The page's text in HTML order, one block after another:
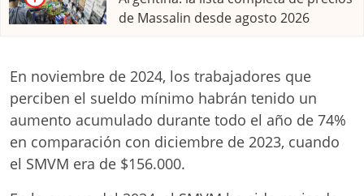
de Massalin desde agosto 2026
En noviembre de 2024, los trabajadores que
perciben el sueldo mínimo habrán tenido un
aumento acumulado durante todo el año de 74%
en comparación con diciembre de 2023, cuando
el SMVM era de $156.000.